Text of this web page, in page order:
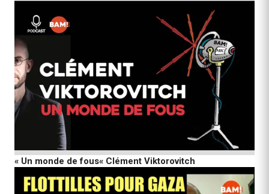
« Un monde de fous« Clément Viktorovitch